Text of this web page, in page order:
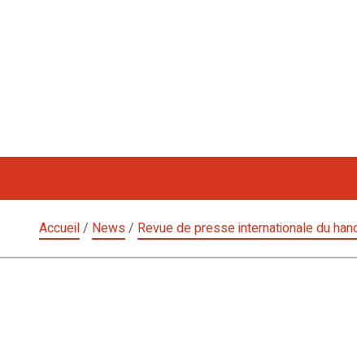
Accueil/ News/ Revue de presse internationale du